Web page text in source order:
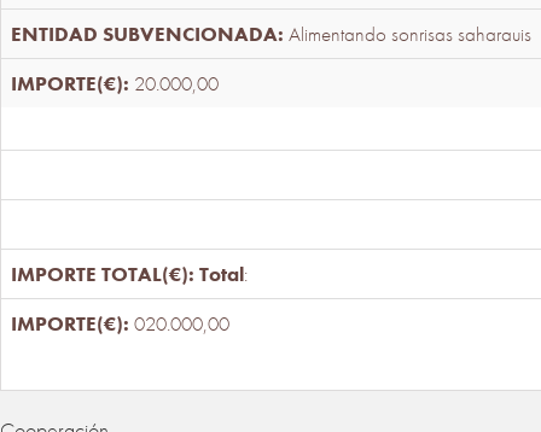
Alimentando sonrisas saharauis
20.000,00
Total:
020.000,00